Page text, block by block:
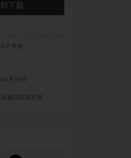
下载
久有效
月19日
服或留言反馈